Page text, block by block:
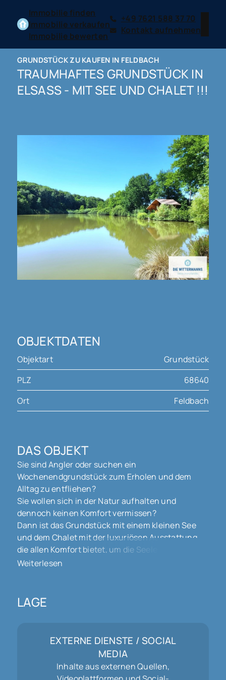
Immobilie finden
Immobilie verkaufen
Immobilie bewerten
+49 7621 588 37 70
Kontakt aufnehmen
GRUNDSTÜCK ZU KAUFEN IN FELDBACH
TRAUMHAFTES GRUNDSTÜCK IN
ELSASS - MIT SEE UND CHALET !!!
OBJEKTDATEN
Objektart
Grundstück
PLZ
68640
Ort
Feldbach
DAS OBJEKT
Sie sind Angler oder suchen ein
Wochenendgrundstück zum Erholen und dem
Alltag zu entfliehen?
Sie wollen sich in der Natur aufhalten und
dennoch keinen Komfort vermissen?
Dann ist das Grundstück mit einem kleinen See
und dem Chalet mit der luxuriösen Ausstattung,
die allen Komfort bietet, um die Seele baumeln zu
lassen und einige Tage den Alltag hinter sich zu
kleinen Landstraße zwischen den Ortschaften
Feldbach und Bisel mitten in der Natur. Ca. zwei
Vielfalt an Fischen, eingenommen. Dennoch
bietet das Grundstück viel Platz für Wohnmobile,
Zelte oder zahlreiche Pkws. Der See hat einen
eigenen Zulauf durch einen kleinen Bach. Ideal
Weiterlesen
LAGE
EXTERNE DIENSTE / SOCIAL
MEDIA
Inhalte aus externen Quellen,